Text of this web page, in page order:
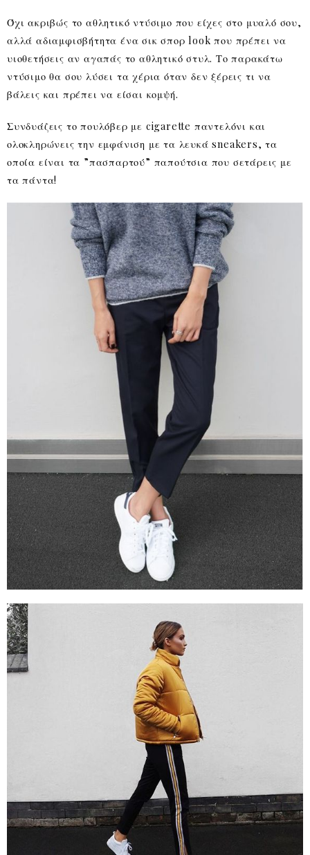
Όχι ακριβώς το αθλητικό ντύσιμο που είχες στο μυαλό σου,
αλλά αδιαμφισβήτητα ένα σικ σπορ look που πρέπει να
υιοθετήσεις αν αγαπάς το αθλητικό στυλ. Το παρακάτω
ντύσιμο θα σου λύσει τα χέρια όταν δεν ξέρεις τι να
βάλεις και πρέπει να είσαι κομψή.
Συνδυάζεις το πουλόβερ με cigarette παντελόνι και
ολοκληρώνεις την εμφάνιση με τα λευκά sneakers, τα
οποία είναι τα ”πασπαρτού” παπούτσια που σετάρεις με
τα πάντα!